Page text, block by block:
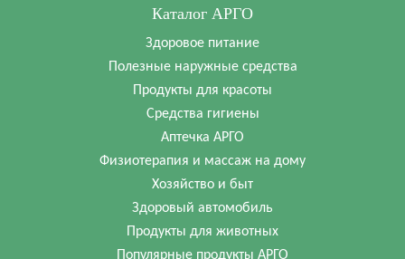
Каталог АРГО
Здоровое питание
Полезные наружные средства
Продукты для красоты
Средства гигиены
Аптечка АРГО
Физиотерапия и массаж на дому
Хозяйство и быт
Здоровый автомобиль
Продукты для животных
Популярные продукты АРГО